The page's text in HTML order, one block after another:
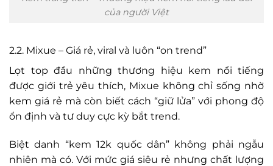
của người Việt
2.2. Mixue – Giá rẻ, viral và luôn “on trend”
Lọt top đầu những thương hiệu kem nổi tiếng
được giới trẻ yêu thích, Mixue không chỉ sống nhờ
kem giá rẻ mà còn biết cách “giữ lửa” với phong độ
ổn định và tư duy cực kỳ bắt trend.
Biệt danh “kem 12k quốc dân” không phải ngẫu
nhiên mà có. Với mức giá siêu rẻ nhưng chất lượng